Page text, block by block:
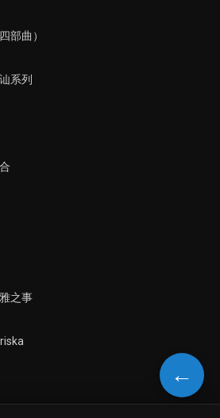
部曲）
系列
之事
←